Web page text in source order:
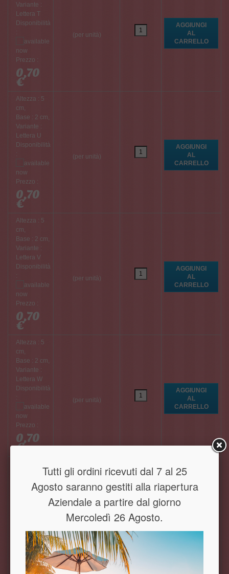
Variante :
Lettera T
Disponibilità
:
Prezzo :
0,70
€
(per unità)
Altezza : 5
cm,
Base : 2 cm,
Variante :
Lettera U
Disponibilità
:
Prezzo :
0,70
€
(per unità)
Altezza : 5
cm,
Base : 2 cm,
Variante :
Lettera V
Disponibilità
:
Prezzo :
0,70
€
(per unità)
Altezza : 5
cm,
Base : 2 cm,
Variante :
Lettera W
Disponibilità
:
Prezzo :
0,70
€
(per unità)
Base : 2 cm,
Variante :
Prezzo :
0,70
(per unità)
Tutti gli ordini ricevuti dal 7 al 25
Agosto saranno gestiti alla riapertura
Aziendale a partire dal giorno
Mercoledì 26 Agosto.